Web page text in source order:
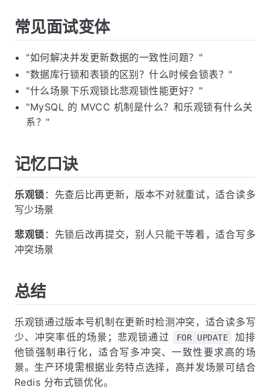
常见面试变体
"如何解决并发更新数据的一致性问题？"
"数据库行锁和表锁的区别？什么时候会锁表？"
"什么场景下乐观锁比悲观锁性能更好？"
"MySQL 的 MVCC 机制是什么？和乐观锁有什么关
系？"
记忆口诀
乐观锁 ：先查后比再更新，版本不对就重试，适合读多
写少场景
悲观锁 ：先锁后改再提交，别人只能干等着，适合写多
冲突场景
总结
乐观锁通过版本号机制在更新时检测冲突，适合读多写
少、冲突率低的场景；悲观锁通过
FOR UPDATE
加排
他锁强制串行化，适合写多冲突、一致性要求高的场
景。生产环境需根据业务特点选择，高并发场景可结合
Redis 分布式锁优化。